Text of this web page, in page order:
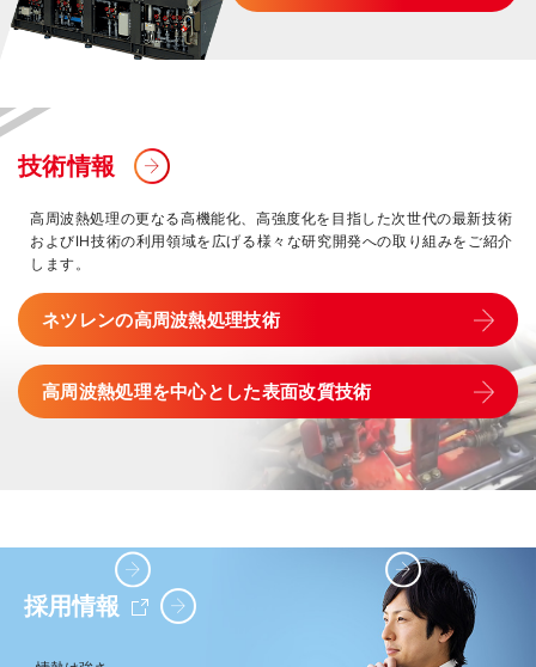
技術情報
高周波熱処理の更なる高機能化、高強度化を目指した次世代の最新技術
およびIH技術の利用領域を広げる様々な研究開発への取り組みをご紹介
します。
ネツレンの高周波熱処理技術
高周波熱処理を中心とした表面改質技術
採用情報